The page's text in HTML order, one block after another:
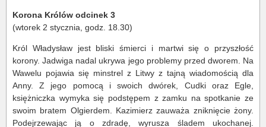
Korona Królów odcinek 3
(wtorek 2 stycznia, godz. 18.30)
Król Władysław jest bliski śmierci i martwi się o przyszłość
korony. Jadwiga nadal ukrywa jego problemy przed dworem. Na
Wawelu pojawia się minstrel z Litwy z tajną wiadomością dla
Anny. Z jego pomocą i swoich dwórek, Cudki oraz Egle,
księżniczka wymyka się podstępem z zamku na spotkanie ze
swoim bratem Olgierdem. Kazimierz zauważa zniknięcie żony.
Podejrzewając ją o zdradę, wyrusza śladem ukochanej.